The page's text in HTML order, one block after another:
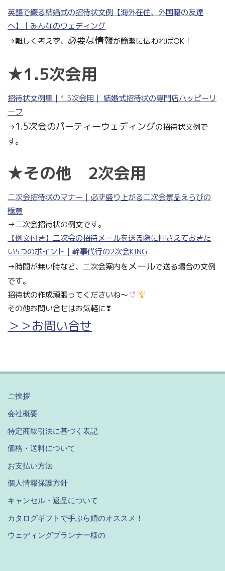
英語で綴る結婚式の招待状文例【海外在住、外国籍の友達
へ】｜みんなのウェディング
→難しく考えず、必要な情報が簡潔に伝わればOK！
★1.5次会用
招待状文例集｜1.5次会用｜ 結婚式招待状の専門店ハッピーリ
ーフ
→1.5次会のパーティーウェディングの招待状文例で
す。
★その他 2次会用
二次会招待状のマナー｜必ず盛り上がる二次会景品えらびの
極意
→二次会招待状の例文です。
【例文付き】二次会の招待メールを送る際に押さえておきた
い5つのポイント｜幹事代行の2次会KING
→時間が無い時など、二次会案内をメールで送る場合の文例
です。
招待状の作成頑張ってくださいね〜
その他お問い合せはお気軽に❣
＞＞お問い合せ
ご挨拶
会社概要
特定商取引法に基づく表記
価格・送料について
お支払い方法
個人情報保護方針
キャンセル・返品について
カタログギフトで手ぶら婚のオススメ！
ウェディングプランナー様の